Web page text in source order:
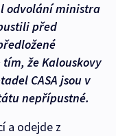
odvolání ministra
před
že Kalouskovy
CASA jsou v
nepřípustné.
a odejde z